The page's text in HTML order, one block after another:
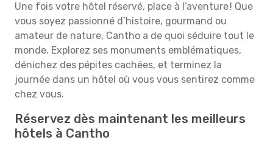
Une fois votre hôtel réservé, place à l’aventure ! Que
vous soyez passionné d’histoire, gourmand ou
amateur de nature, Cantho a de quoi séduire tout le
monde. Explorez ses monuments emblématiques,
dénichez des pépites cachées, et terminez la
journée dans un hôtel où vous vous sentirez comme
chez vous.
Réservez dès maintenant les meilleurs
hôtels à Cantho